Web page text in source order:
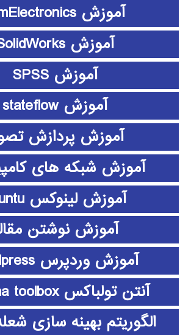
آموزش SimElectronics
آموزش SolidWorks
آموزش SPSS
آموزش stateflow
آموزش پردازش
آموزش شبکه های
آموزش لینوکس ubuntu
آموزش نوشتن
آموزش وردپرس wordpress
آنتن تولباکس antenna toolbox
الگوریتم بهینه سازی